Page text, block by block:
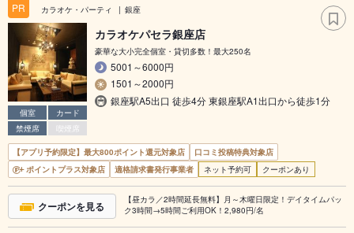
PR
カラオケ・パーティ 銀座
個室
カード
禁煙席
喫煙席
カラオケパセラ銀座店
豪華な大小完全個室・貸切多数！最大250名
5001～6000円
1501～2000円
銀座駅A5出口 徒歩4分 東銀座駅A1出口から徒歩1分
【アプリ予約限定】最大800ポイント還元対象店
口コミ投稿特典対象店
ポイントプラス対象店
適格請求書発行事業者 ネット予約可 クーポンあり
クーポンを見る
【昼カラ／2時間延長無料】月～木曜日限定！デイタイムパッ
ク3時間→5時間ご利用OK！2,980円/名